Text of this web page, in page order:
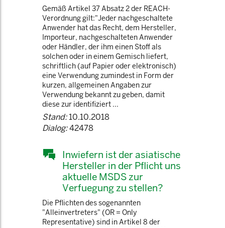
Gemäß Artikel 37 Absatz 2 der REACH-
Verordnung gilt:"Jeder nachgeschaltete
Anwender hat das Recht, dem Hersteller,
Importeur, nachgeschalteten Anwender
oder Händler, der ihm einen Stoff als
solchen oder in einem Gemisch liefert,
schriftlich (auf Papier oder elektronisch)
eine Verwendung zumindest in Form der
kurzen, allgemeinen Angaben zur
Verwendung bekannt zu geben, damit
diese zur identifiziert ...
Stand:10.10.2018
Dialog:42478
Inwiefern ist der asiatische
Hersteller in der Pflicht uns
aktuelle MSDS zur
Verfuegung zu stellen?
Die Pflichten des sogenannten
"Alleinvertreters" (OR = Only
Representative) sind in Artikel 8 der